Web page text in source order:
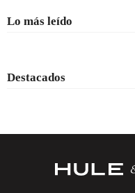
Lo más leído
Destacados